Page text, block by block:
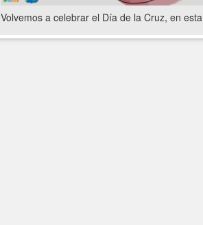
Volvemos a celebrar el Día de la Cruz, en